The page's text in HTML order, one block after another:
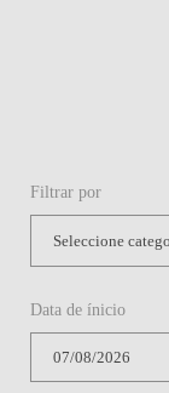
Filtrar por
Data de ínicio